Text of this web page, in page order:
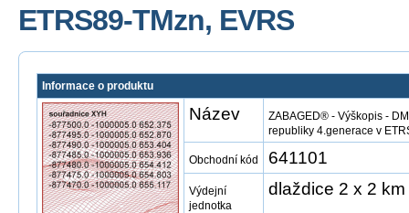
ETRS89-TMzn, EVRS
Informace o produktu
Název
ZABAGED® - Výškopis -
republiky 4.generace v
Obchodní kód 641101
Výdejní
jednotka
dlaždice 2 x 2 km